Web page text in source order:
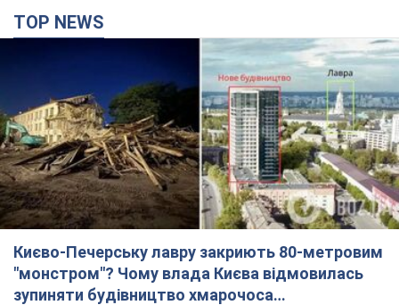
TOP NEWS
Києво-Печерську лавру закриють 80-метровим
"монстром"? Чому влада Києва відмовилась
зупиняти будівництво хмарочоса